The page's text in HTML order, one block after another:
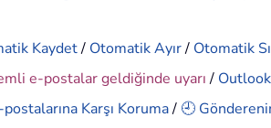
Kaydet/ Otomatik Ayır/ Otomatik
e-postalar geldiğinde uyarı/
Karşı Koruma/ 🕘